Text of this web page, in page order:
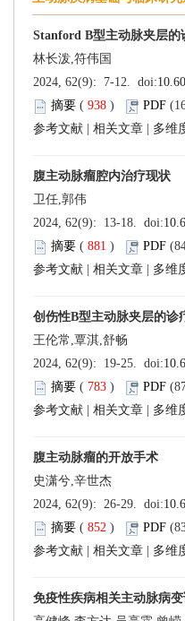
( )
( )
( )
( )